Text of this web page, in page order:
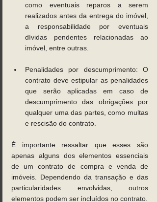
como eventuais reparos a serem
realizados antes da entrega do imóvel,
a responsabilidade por eventuais
dívidas pendentes relacionadas ao
imóvel, entre outras.
Penalidades por descumprimento: O
contrato deve estipular as penalidades
que serão aplicadas em caso de
descumprimento das obrigações por
qualquer uma das partes, como multas
e rescisão do contrato.
É importante ressaltar que esses são
apenas alguns dos elementos essenciais
de um contrato de compra e venda de
imóveis. Dependendo da transação e das
particularidades envolvidas, outros
elementos podem ser incluídos no contrato.